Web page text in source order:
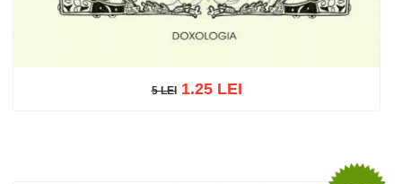
5 LEI
5 LEI1.25 LEI